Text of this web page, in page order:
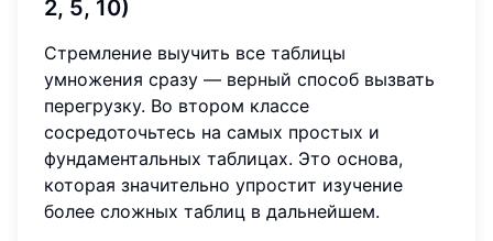
2, 5, 10)
Стремление выучить все таблицы
умножения сразу — верный способ вызвать
перегрузку. Во втором классе
сосредоточьтесь на самых простых и
фундаментальных таблицах. Это основа,
которая значительно упростит изучение
более сложных таблиц в дальнейшем.